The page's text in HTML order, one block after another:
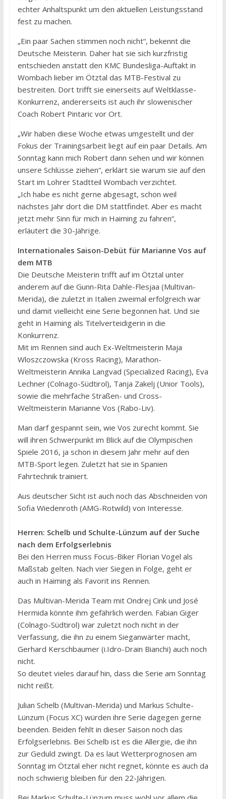
echter Anhaltspunkt um den aktuellen Leistungsstand
fest zu machen.
„Ein paar Sachen stimmen noch nicht“, bekennt die
Deutsche Meisterin. Daher hat sie sich kurzfristig
entschieden anstatt den KMC Bundesliga-Auftakt in
Wombach lieber im Ötztal das MTB-Festival zu
bestreiten. Dort trifft sie einerseits auf Weltklasse-
Konkurrenz, andererseits ist auch ihr slowenischer
Coach Robert Pintaric vor Ort.
„Wir haben diese Woche etwas umgestellt und der
Fokus der Trainingsarbeit liegt auf ein paar Details. Am
Sonntag kann mich Robert dann sehen und wir können
unsere Schlüsse ziehen“, erklärt sie warum sie auf den
Start im Lohrer Stadtteil Wombach verzichtet.
„Ich habe es nicht gerne abgesagt, schon weil
nächstes Jahr dort die DM stattfindet. Aber es macht
jetzt mehr Sinn für mich in Haiming zu fahren“,
erläutert die 30-Jährige.
Internationales Saison-Debüt für Marianne Vos auf
dem MTB
Die Deutsche Meisterin trifft auf im Ötztal unter
anderem auf die Gunn-Rita Dahle-Flesjaa (Multivan-
Merida), die zuletzt in Italien zweimal erfolgreich war
und damit vielleicht eine Serie begonnen hat. Und sie
geht in Haiming als Titelverteidigerin in die
Konkurrenz.
Mit im Rennen sind auch Ex-Weltmeisterin Maja
Wloszczowska (Kross Racing), Marathon-
Weltmeisterin Annika Langvad (Specialized Racing), Eva
Lechner (Colnago-Südtirol), Tanja Zakelj (Unior Tools),
sowie die mehrfache Straßen- und Cross-
Weltmeisterin Marianne Vos (Rabo-Liv).
Man darf gespannt sein, wie Vos zurecht kommt. Sie
will ihren Schwerpunkt im Blick auf die Olympischen
Spiele 2016, ja schon in diesem Jahr mehr auf den
MTB-Sport legen. Zuletzt hat sie in Spanien
Fahrtechnik trainiert.
Aus deutscher Sicht ist auch noch das Abschneiden von
Sofia Wiedenroth (AMG-Rotwild) von Interesse.
Herren: Schelb und Schulte-Lünzum auf der Suche
nach dem Erfolgserlebnis
Bei den Herren muss Focus-Biker Florian Vogel als
Maßstab gelten. Nach vier Siegen in Folge, geht er
auch in Haiming als Favorit ins Rennen.
Das Multivan-Merida Team mit Ondrej Cink und José
Hermida könnte ihm gefährlich werden. Fabian Giger
(Colnago-Südtirol) war zuletzt noch nicht in der
Verfassung, die ihn zu einem Sieganwärter macht,
Gerhard Kerschbaumer (i.Idro-Drain Bianchi) auch noch
nicht.
So deutet vieles darauf hin, dass die Serie am Sonntag
nicht reißt.
Julian Schelb (Multivan-Merida) und Markus Schulte-
Lünzum (Focus XC) würden ihre Serie dagegen gerne
beenden. Beiden fehlt in dieser Saison noch das
Erfolgserlebnis. Bei Schelb ist es die Allergie, die ihn
zur Geduld zwingt. Da es laut Wetterprognosen am
Sonntag im Ötztal eher nicht regnet, könnte es auch da
noch schwierig bleiben für den 22-Jährigen.